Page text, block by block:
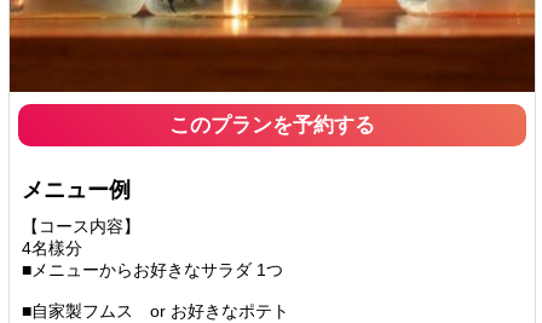
このプランを予約する
メニュー例
【コース内容】
4名樣分
■メニューからお好きなサラダ 1つ
■自家製フムス or お好きなポテト